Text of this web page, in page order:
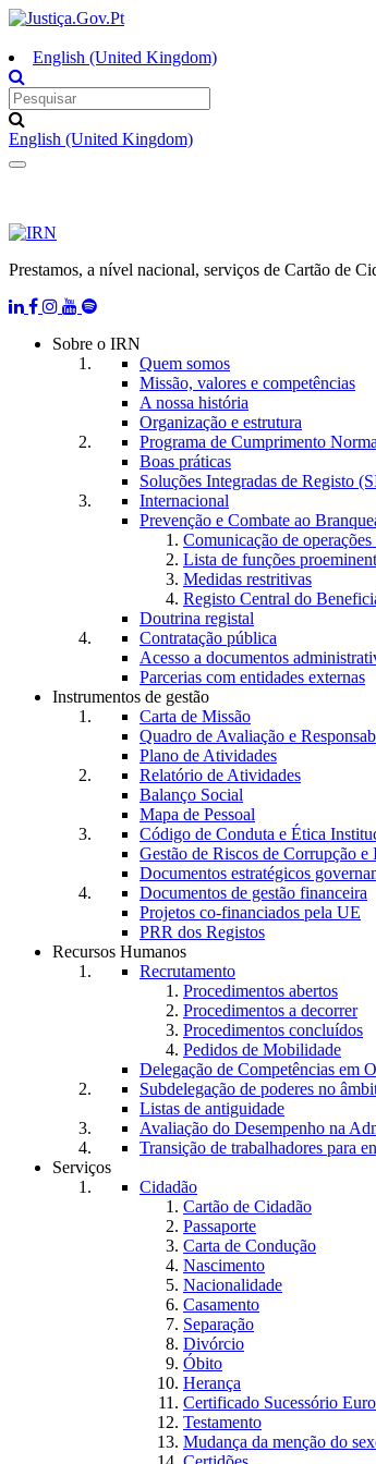
English (United Kingdom)
English (United Kingdom)
Toggle
Prestamos, a nível nacional, serviços de Cartão de
Sobre o IRN
Quem somos
Missão, valores e competências
A nossa história
Organização e estrutura
Programa de Cumprimento
Boas práticas
Soluções Integradas de Registo
Internacional
Prevenção e Combate ao
Comunicação de operações
Lista de funções
Medidas restritivas
Registo Central do
Doutrina registal
Contratação pública
Acesso a documentos
Parcerias com entidades externas
Instrumentos de gestão
Carta de Missão
Quadro de Avaliação e
Plano de Atividades
Relatório de Atividades
Balanço Social
Mapa de Pessoal
Código de Conduta e Ética
Gestão de Riscos de Corrupção e
Documentos estratégicos
Documentos de gestão financeira
Projetos co-financiados pela UE
PRR dos Registos
Recursos Humanos
Recrutamento
Procedimentos abertos
Procedimentos a decorrer
Procedimentos concluídos
Pedidos de Mobilidade
Delegação de Competências em
Subdelegação de poderes no
Listas de antiguidade
Avaliação do Desempenho na
Transição de trabalhadores para
Serviços
Cidadão
Cartão de Cidadão
Passaporte
Carta de Condução
Nascimento
Nacionalidade
Casamento
Separação
Divórcio
Óbito
Herança
Certificado Sucessório
Testamento
Mudança da menção do